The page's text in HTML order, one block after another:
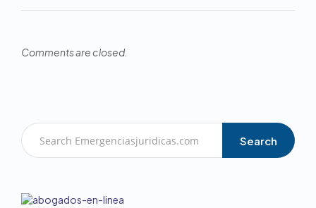
Comments are closed.
Search